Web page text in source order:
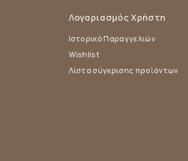
Λογαριασμός Χρήστη
Ιστορικό Παραγγελιών
Wishlist
Λίστα σύγκρισης προϊόντων